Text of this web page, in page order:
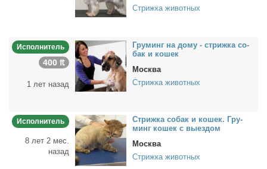
Стрижка животных
Исполнитель
400 ₶
1 лет назад
Гру­минг на до­му - стриж­ка со­
бак и ко­шек
Москва
Стрижка животных
Исполнитель
8 лет 2 мес.
назад
Стриж­ка со­бак и ко­шек. Гру­
минг ко­шек с вы­ез­дом
Москва
Стрижка животных